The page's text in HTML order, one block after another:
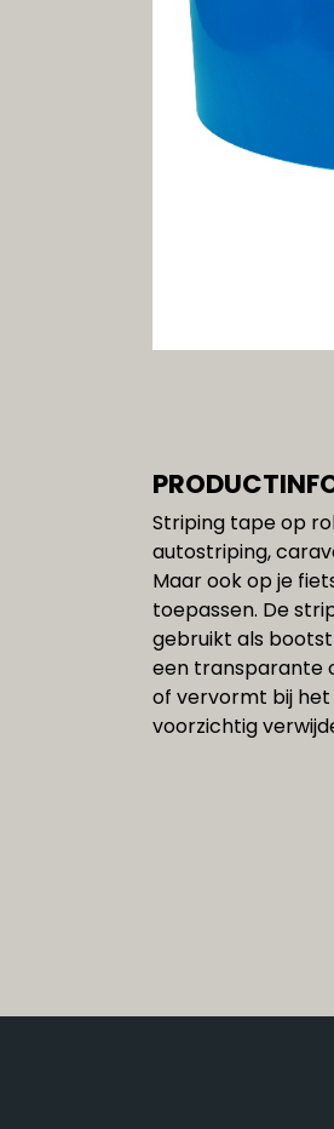
Striping op rol
Gereedschap
Striping tape op
autostriping,
Maar ook op je
toepassen. De
gebruikt als
een transparante
of vervormt bij het
voorzichtig